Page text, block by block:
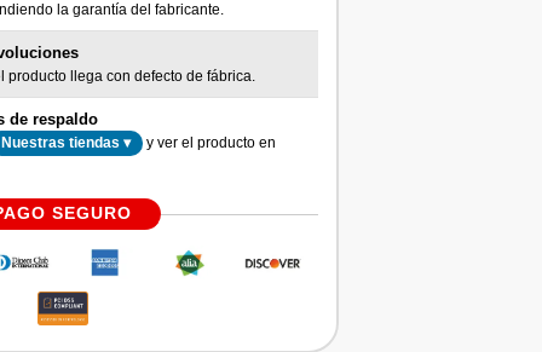
la garantía del fabricante.
producto llega con defecto de fábrica.
de respaldo
Nuestras tiendas ▾ y ver el producto en
SEGURO